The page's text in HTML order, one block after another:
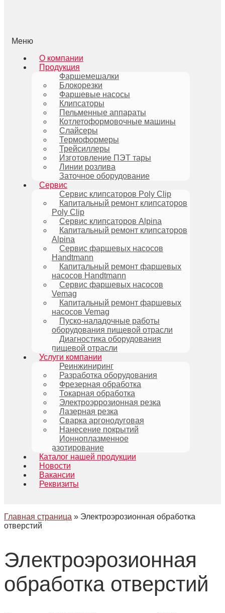
Меню
О компании
Продукция
Фаршемешалки
Блокорезки
Фаршевые насосы
Клипсаторы
Пельменные аппараты
Котлетоформовочные машины
Слайсеры
Термоформеры
Трейсиллеры
Изготовление ПЭТ тары
Линии розлива
Заточное оборудование
Сервис
Сервис клипсаторов Poly Clip
Капитальный ремонт клипсаторов
Poly Clip
Сервис клипсаторов Alpina
Капитальный ремонт клипсаторов
Alpina
Сервис фаршевых насосов
Handtmann
Капитальный ремонт фаршевых
насосов Handtmann
Сервис фаршевых насосов
Vemag
Капитальный ремонт фаршевых
насосов Vemag
Пуско-наладочные работы
оборудования пищевой отрасли
Диагностика оборудования
пищевой отрасли
Услуги компании
Реинжиниринг
Разработка оборудования
Фрезерная обработка
Токарная обработка
Электроэррозионная резка
Лазерная резка
Сварка аргонодуговая
Нанесение покрытий
Ионноплазменное
азотирование
Каталог нашей продукции
Новости
Вакансии
Реквизиты
Главная страница » Электроэрозионная обработка
отверстий
Электроэрозионная
обработка отверстий